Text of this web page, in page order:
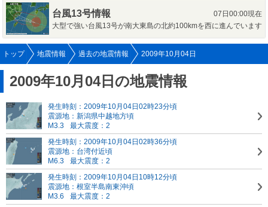
台風13号情報
07日00:00現在
大型で強い台風13号が南大東島の北約100kmを西に進んでいます
トップ 地震情報 過去の地震情報 2009年10月04日
2009年10月04日の地震情報
発生時刻：2009年10月04日02時23分頃
震源地：新潟県中越地方頃
M3.3
最大震度：2
発生時刻：2009年10月04日02時36分頃
震源地：台湾付近頃
M6.3
最大震度：2
発生時刻：2009年10月04日10時12分頃
震源地：根室半島南東沖頃
M3.6
最大震度：2